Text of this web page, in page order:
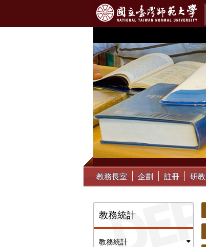
::: 教務長室 企劃 註冊 研教
教務統計
教務統計